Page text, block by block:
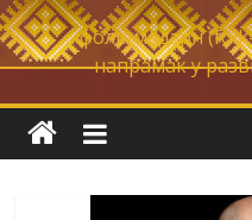
… фолк-мадэрн
напрамак у